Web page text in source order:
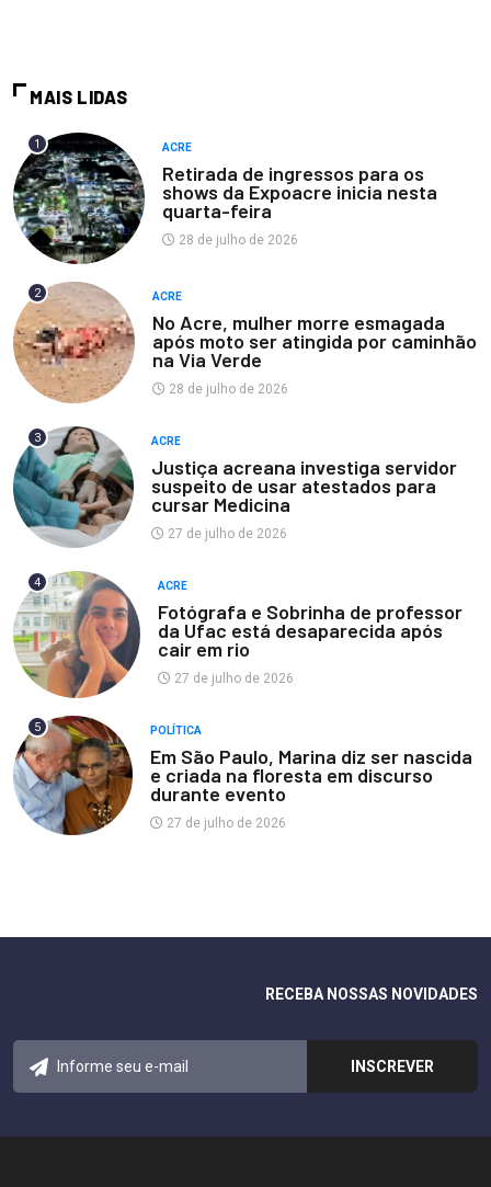
MAIS LIDAS
1 ACRE
Retirada de ingressos para os
shows da Expoacre inicia nesta
quarta-feira
28 de julho de 2026
2 ACRE
No Acre, mulher morre esmagada
após moto ser atingida por caminhão
na Via Verde
28 de julho de 2026
3 ACRE
Justiça acreana investiga servidor
suspeito de usar atestados para
cursar Medicina
27 de julho de 2026
4 ACRE
Fotógrafa e Sobrinha de professor
da Ufac está desaparecida após
cair em rio
27 de julho de 2026
5 POLÍTICA
Em São Paulo, Marina diz ser nascida
e criada na floresta em discurso
durante evento
27 de julho de 2026
RECEBA NOSSAS NOVIDADES